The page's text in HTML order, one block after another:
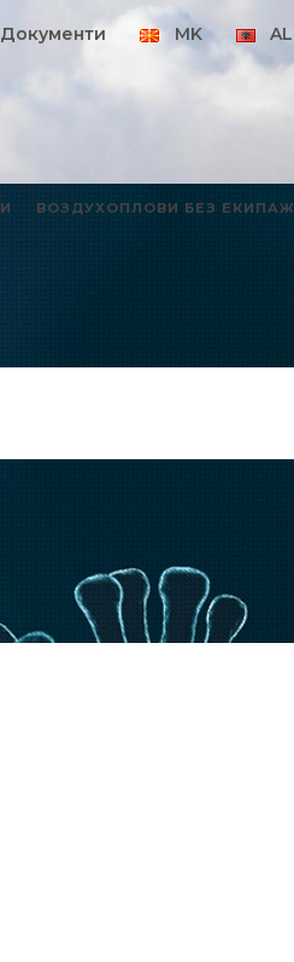
Документи MK AL
ВОЗДУХОПЛОВИ БЕЗ ЕКИПАЖ